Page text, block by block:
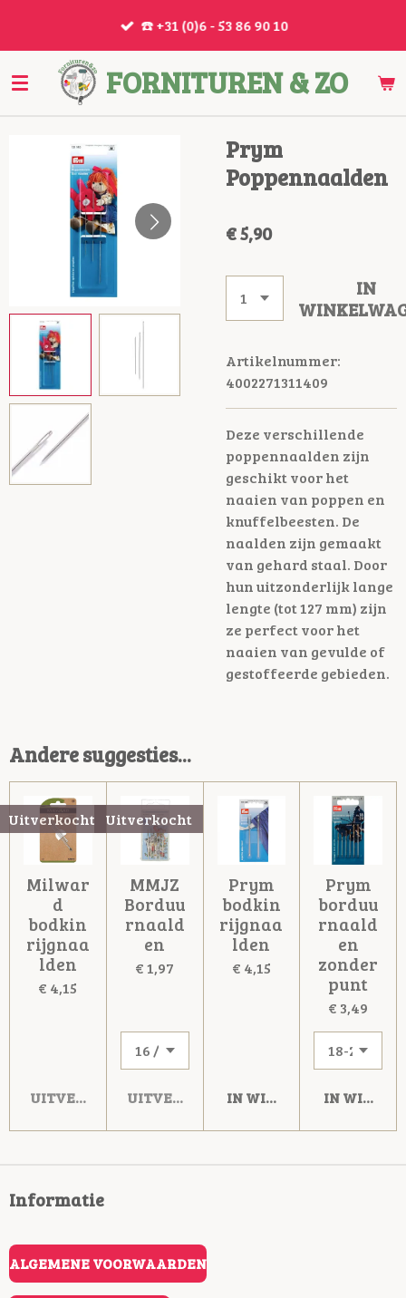
de
hoofdinhoud
FORNITUREN & ZO
☎️ +31 (0)6 - 53 86 90 10
Prym
Poppennaalden
€ 5,90
IN
Artikelnummer:
4002271311409
Deze verschillende
poppennaalden zijn
geschikt voor het
naaien van poppen en
knuffelbeesten. De
naalden zijn gemaakt
van gehard staal. Door
hun uitzonderlijk lange
lengte (tot 127 mm) zijn
ze perfect voor het
naaien van gevulde of
gestoffeerde gebieden.
Andere suggesties...
Uitverkocht
Milwar
d
bodkin
rijgnaa
lden
€ 4,15
UITVERKOCHT
Uitverkocht
MMJZ
Borduu
rnaald
en
€ 1,97
UITVERKOCHT
Prym
bodkin
rijgnaa
lden
€ 4,15
IN WINKELWAGEN
Prym
borduu
rnaald
en
zonder
punt
€ 3,49
IN
Informatie
ALGEMENE VOORWAARDEN